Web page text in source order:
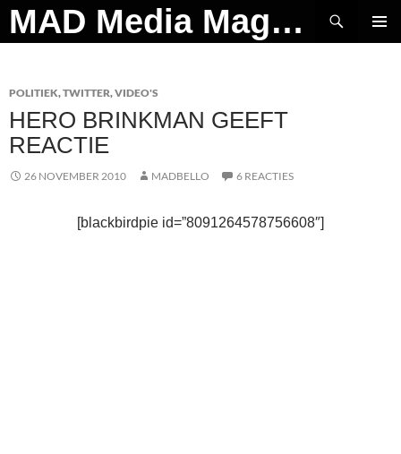
Ga
naar
MAD Media Magazine
Zoeken
POLITIEK,TWITTER,VIDEO'S
HERO BRINKMAN GEEFT
REACTIE
26 NOVEMBER 2010 MADBELLO 6 REACTIES
[blackbirdpie id=”8091264578756608″]